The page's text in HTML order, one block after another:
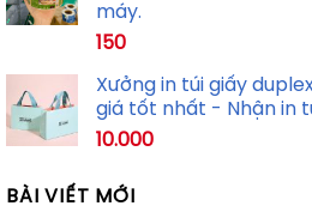
máy.
150
Xưởng in túi giấy
giá tốt nhất - Nhận in
10.000
BÀI VIẾT MỚI